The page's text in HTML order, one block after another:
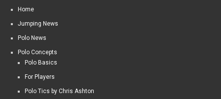
Home
Jumping News
Polo News
Polo Concepts
Polo Basics
For Players
Polo Tics by Chris Ashton